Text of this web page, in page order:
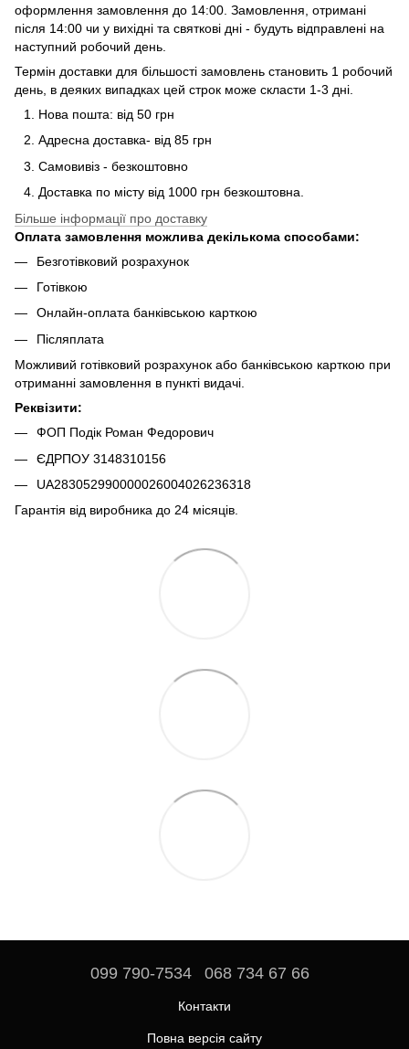
оформлення замовлення до 14:00. Замовлення, отримані
після 14:00 чи у вихідні та святкові дні - будуть відправлені на
наступний робочий день.
Термін доставки для більшості замовлень становить 1 робочий
день, в деяких випадках цей строк може скласти 1-3 дні.
Нова пошта: від 50 грн
Адресна доставка- від 85 грн
Самовивіз - безкоштовно
Доставка по місту від 1000 грн безкоштовна.
Більше інформації про доставку
Оплата замовлення можлива декількома способами:
Безготівковий розрахунок
Готівкою
Онлайн-оплата банківською карткою
Післяплата
Можливий готівковий розрахунок або банківською карткою при
отриманні замовлення в пункті видачі.
Реквізити:
ФОП Подік Роман Федорович
ЄДРПОУ 3148310156
UA283052990000026004026236318
Гарантія від виробника до 24 місяців.
099 790-7534 068 734 67 66
Контакти
Повна версія сайту